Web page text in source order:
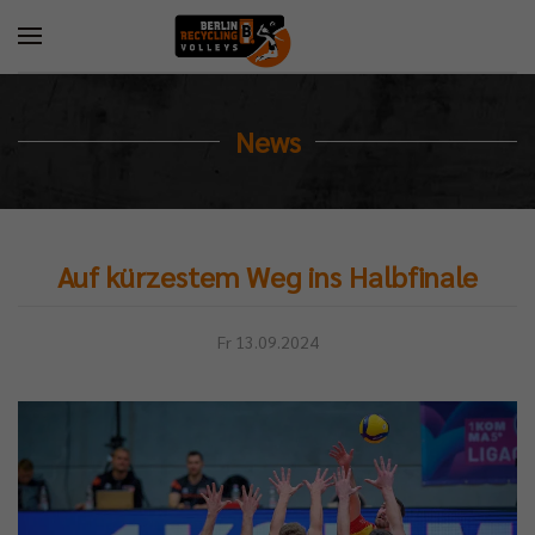
News
Auf kürzestem Weg ins Halbfinale
Fr 13.09.2024